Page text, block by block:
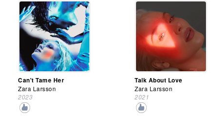
Can't Tame Her
Zara Larsson
2023
Talk About Love
Zara Larsson
2021